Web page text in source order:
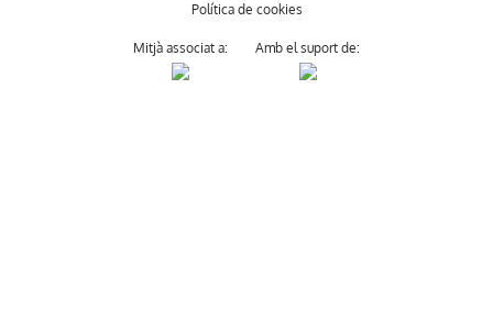
Política de cookies
Mitjà associat a: Amb el suport de: